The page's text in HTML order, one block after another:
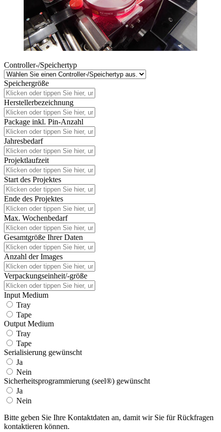
Controller-/Speichertyp
Speichergröße
Herstellerbezeichnung
Package inkl. Pin-Anzahl
Jahresbedarf
Projektlaufzeit
Start des Projektes
Ende des Projektes
Max. Wochenbedarf
Gesamtgröße Ihrer Daten
Anzahl der Images
Verpackungseinheit/-größe
Input Medium
Tray
Tape
Output Medium
Tray
Tape
Serialisierung gewünscht
Ja
Nein
Sicherheitsprogrammierung (seel®) gewünscht
Ja
Nein
Bitte geben Sie Ihre Kontaktdaten an, damit wir Sie für Rückfragen
kontaktieren können.